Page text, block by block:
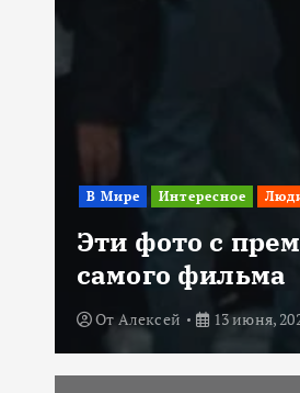
В Мире Интересное
Эти фото с
самого фильма
От Алексей 13 июня,